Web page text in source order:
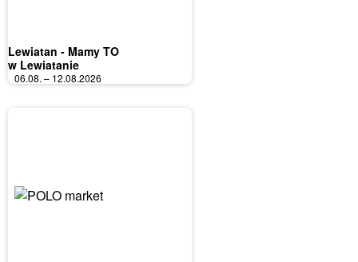
Lewiatan - Mamy TO
w Lewiatanie
06.08. – 12.08.2026